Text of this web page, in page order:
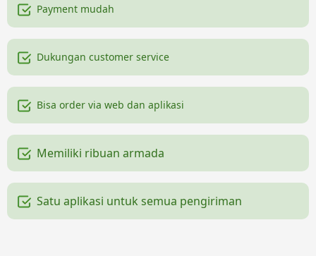
Payment mudah
Dukungan customer service
Bisa order via web dan aplikasi
Memiliki ribuan armada
Satu aplikasi untuk semua pengiriman